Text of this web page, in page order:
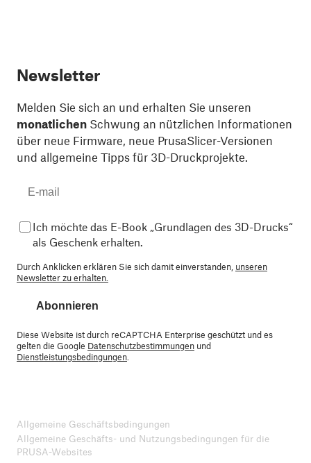
Newsletter
Melden Sie sich an und erhalten Sie unseren
monatlichen Schwung an nützlichen Informationen
über neue Firmware, neue PrusaSlicer-Versionen
und allgemeine Tipps für 3D-Druckprojekte.
Ich möchte das E-Book „Grundlagen des 3D-Drucks“
als Geschenk erhalten.
Durch Anklicken erklären Sie sich damit einverstanden, unseren
Newsletter zu erhalten.
Abonnieren
Diese Website ist durch reCAPTCHA Enterprise geschützt und es
gelten die Google Datenschutzbestimmungen und
Dienstleistungsbedingungen
Allgemeine Geschäftsbedingungen
Allgemeine Geschäfts- und Nutzungsbedingungen für die
PRUSA-Websites